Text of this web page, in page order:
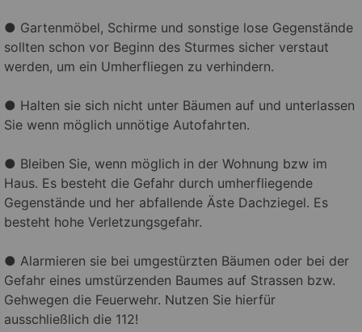
● Gartenmöbel, Schirme und sonstige lose Gegenstände
sollten schon vor Beginn des Sturmes sicher verstaut
werden, um ein Umherfliegen zu verhindern.
● Halten sie sich nicht unter Bäumen auf und unterlassen
Sie wenn möglich unnötige Autofahrten.
● Bleiben Sie, wenn möglich in der Wohnung bzw im
Haus. Es besteht die Gefahr durch umherfliegende
Gegenstände und her abfallende Äste Dachziegel. Es
besteht hohe Verletzungsgefahr.
● Alarmieren sie bei umgestürzten Bäumen oder bei der
Gefahr eines umstürzenden Baumes auf Strassen bzw.
Gehwegen die Feuerwehr. Nutzen Sie hierfür
ausschließlich die 112!